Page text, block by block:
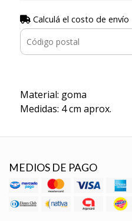
Calculá el costo de envío
Material: goma
Medidas: 4 cm aprox.
MEDIOS DE PAGO